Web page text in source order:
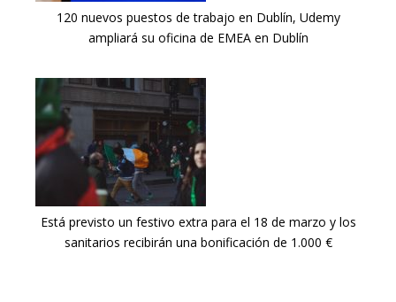
120 nuevos puestos de trabajo en Dublín, Udemy
ampliará su oficina de EMEA en Dublín
Está previsto un festivo extra para el 18 de marzo y los
sanitarios recibirán una bonificación de 1.000 €